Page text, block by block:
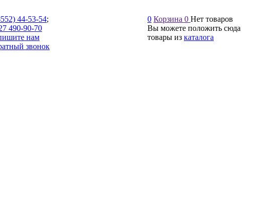
44-53-54;
490-90-70
нам
звонок
0 Корзина 0 Нет товаров
Вы можете положить сюда
товары из каталога